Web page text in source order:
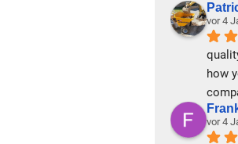
vor 4
how
vor 4